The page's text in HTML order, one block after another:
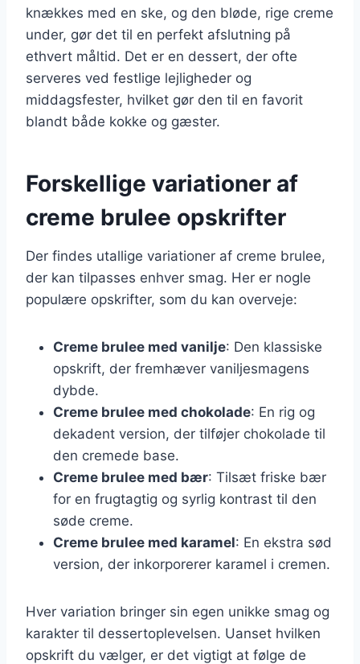
knækkes med en ske, og den bløde, rige creme
under, gør det til en perfekt afslutning på
ethvert måltid. Det er en dessert, der ofte
serveres ved festlige lejligheder og
middagsfester, hvilket gør den til en favorit
blandt både kokke og gæster.
Forskellige variationer af
creme brulee opskrifter
Der findes utallige variationer af creme brulee,
der kan tilpasses enhver smag. Her er nogle
populære opskrifter, som du kan overveje:
Creme brulee med vanilje: Den klassiske
opskrift, der fremhæver vaniljesmagens
dybde.
Creme brulee med chokolade: En rig og
dekadent version, der tilføjer chokolade til
den cremede base.
Creme brulee med bær: Tilsæt friske bær
for en frugtagtig og syrlig kontrast til den
søde creme.
Creme brulee med karamel: En ekstra sød
version, der inkorporerer karamel i cremen.
Hver variation bringer sin egen unikke smag og
karakter til dessertoplevelsen. Uanset hvilken
opskrift du vælger, er det vigtigt at følge de